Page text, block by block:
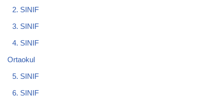
2. SINIF
3. SINIF
4. SINIF
Ortaokul
5. SINIF
6. SINIF